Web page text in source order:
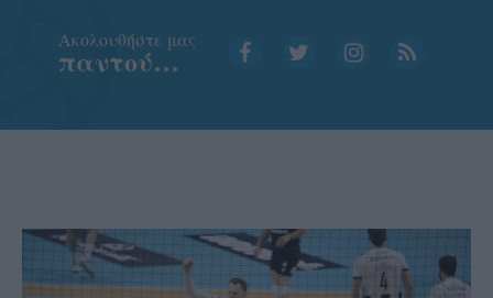
Aκολουθήστε μας
παντού…